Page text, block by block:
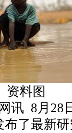
资料图
讯 8月28
了最新